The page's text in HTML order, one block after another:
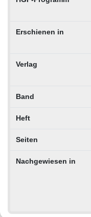
Erschienen in
Verlag
Band
Heft
Seiten
Nachgewiesen in